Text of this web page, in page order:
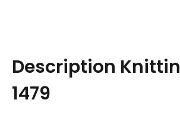
Description
1479